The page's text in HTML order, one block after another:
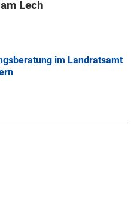
Lech
im Landratsamt